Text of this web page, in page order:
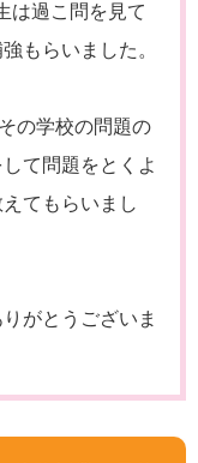
は過こ問を見て
もらいました。
の学校の問題の
て問題をとくよ
てもらいまし
がとうございま